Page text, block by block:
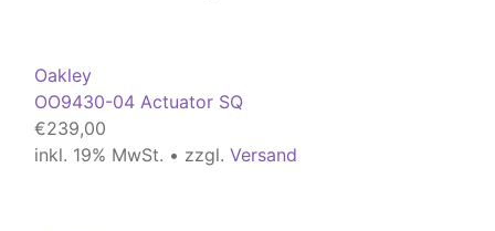
Oakley
OO9430-04 Actuator SQ
€239,00
inkl. 19% MwSt. • zzgl. Versand